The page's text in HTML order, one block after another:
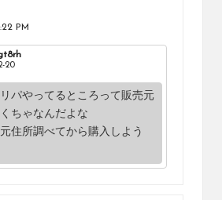
PM
20
パやってるところって販売元
ちゃなんだよな
住所調べてから購入しよう